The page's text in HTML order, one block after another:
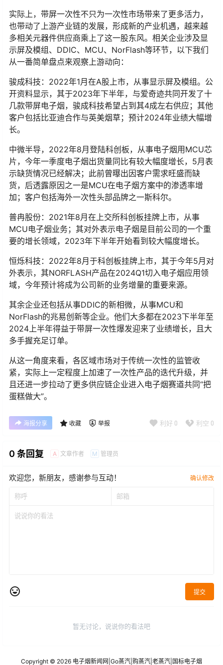
实际上，带屏一次性不只为一次性市场带来了更多活力，
也带动了上游产业链的发展，形成新的产业机遇，越来越
多相关元器件供应商乘上了这一股东风。相关企业涉及显
示屏及模组、DDIC、MCU、NorFlash等环节，以下我们
从一番简单盘点来观察上游动向：
骏成科技：2022年1月在A股上市，从事显示屏及模组。公
开资料显示，其于2023年下半年，与爱奇迹共同开发了十
几款带屏电子烟，骏成科技希望占到其4成左右供应；其他
客户包括比亚迪合作与英美烟草；预计2024年业绩大幅增
长。
中微半导，2022年8月登陆科创板，从事电子烟用MCU芯
片，今年一季度电子烟出货量同比有较大幅度增长，5月表
示缺货情况已经解决；此前曾曝出因客户需求旺盛而缺
货，后透露原因之一是MCU在电子烟方案中的渗透率增
加；客户包括海外一次性头部品牌之一斯科尔。
普冉股份：2021年8月在上交所科创板挂牌上市，从事
MCU电子烟业务；其对外表示电子烟是目前公司的一个重
要的增长领域，2023年下半年开始看到较大幅度增长。
恒烁科技：2022年8月于科创板挂牌上市，其于今年5月对
外表示，其NORFLASH产品在2024Q1切入电子烟应用领
域，今年预计将成为公司新的业务增量的重要来源。
其余企业还包括从事DDIC的新相微，从事MCU和
NorFlash的兆易创新等企业。他们大多都在2023下半年至
2024上半年得益于带屏一次性爆发迎来了业绩增长，且大
多手握充足订单。
从这一角度来看，各区域市场对于传统一次性的监管收
紧，实际上一定程度上加速了一次性产品的迭代升级，并
且还进一步拉动了更多供应链企业进入电子烟赛道共同“把
蛋糕做大”。
海报分享 收藏 举报 利好 0 利空 0
0 条回复 A 文章作者 M 管理员
欢迎您，新朋友，感谢参与互动！ 确认修改
提交
暂无讨论，说说你的看法吧
Copyright © 2026 电子烟新闻网 Go蒸汽 购蒸汽 老蒸汽 国标电子烟